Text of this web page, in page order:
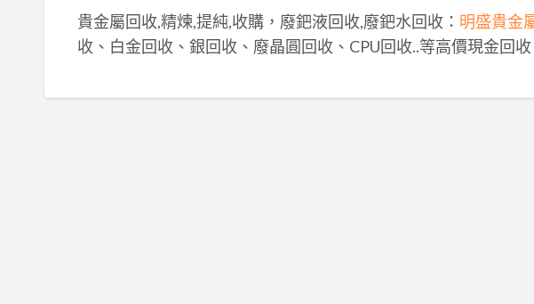
貴金屬回收,精煉,提純,收購，廢鈀液回收,廢鈀水回收： 明盛貴金
收、白金回收、銀回收、廢晶圓回收、CPU回收..等高價現金回收